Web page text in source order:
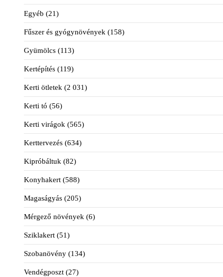
Egyéb (21)
Fűszer és gyógynövények (158)
Gyümölcs (113)
Kertépítés (119)
Kerti ötletek (2 031)
Kerti tó (56)
Kerti virágok (565)
Kerttervezés (634)
Kipróbáltuk (82)
Konyhakert (588)
Magaságyás (205)
Mérgező növények (6)
Sziklakert (51)
Szobanövény (134)
Vendégposzt (27)